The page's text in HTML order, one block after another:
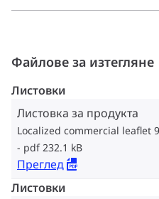
Файлове за изтегляне
Листовки
Листовка за продукта
Localized commercial leaflet
pdf 232.1 kB
Преглед
Листовки